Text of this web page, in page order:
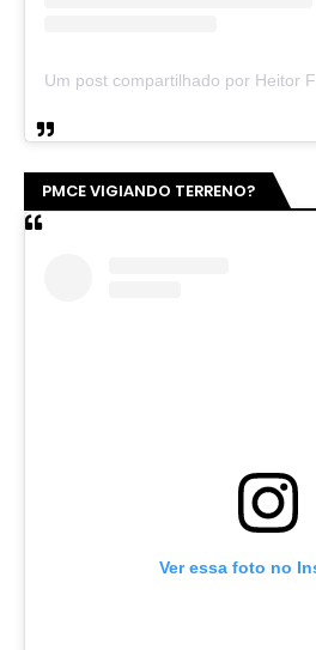
PMCE VIGIANDO TERRENO?
Ver essa foto no